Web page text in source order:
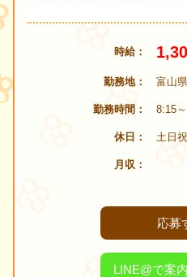
時給
勤務地 富山
勤務時間 8:15
休日 土日
月収
応募
LINE@で案